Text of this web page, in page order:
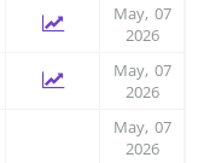
May, 07
2026
May, 07
2026
May, 07
2026